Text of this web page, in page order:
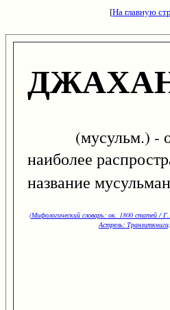
[На главную
(мусульм.) - от
наиболее
название
(Мифологический словарь: ок. 1800 статей /
Астрель: